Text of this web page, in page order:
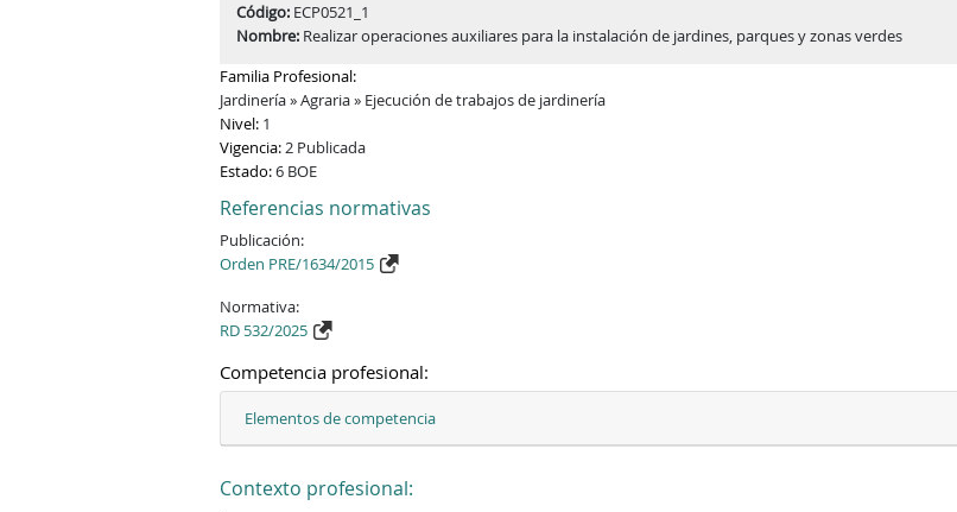
Código: ECP0521_1
Nombre: Realizar operaciones auxiliares para la instalación de jardines, parques y zonas verdes
Familia Profesional:
Jardinería » Agraria » Ejecución de trabajos de jardinería
Nivel: 1
Vigencia:2 Publicada
Estado:6 BOE
Referencias normativas
Publicación:
Orden PRE/1634/2015
Normativa:
RD 532/2025
Competencia profesional:
Elementos de competencia
Contexto profesional: